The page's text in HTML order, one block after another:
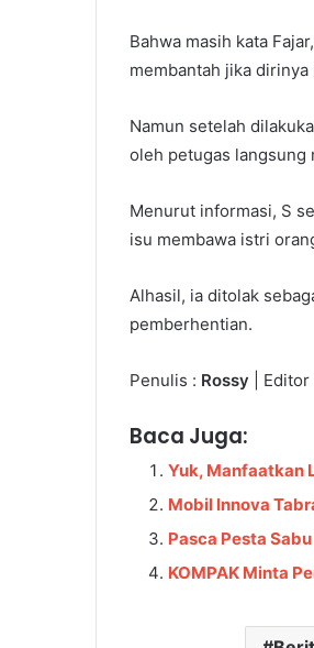
Bahwa masih kata
membantah jika
Namun setelah
oleh petugas langsung
Menurut informasi, S
isu membawa istri
Alhasil, ia ditolak
pemberhentian.
Penulis : Rossy | Editor
Baca Juga:
Yuk, Manfaatkan
Mobil Innova
Pasca Pesta
KOMPAK Minta